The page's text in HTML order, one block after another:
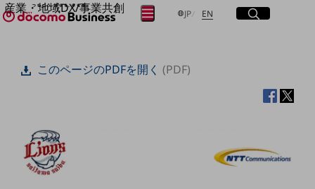
産業・地域DX/事業共創
OPEN HUB for Plural Futures
OPEN HUB for Plural Futuresとは
Smart World
産業・地域DXプラットフォーマーとして
企業と地域が持続成長する社会を目指します
JP日本語
EN Englishサイト内検索
開く
メニュー
開く
フリーワードを入力して探す
フリーワードでNTTドコモビジネスの
取り組みを検索
検索する
このページのPDFを開く(PDF)